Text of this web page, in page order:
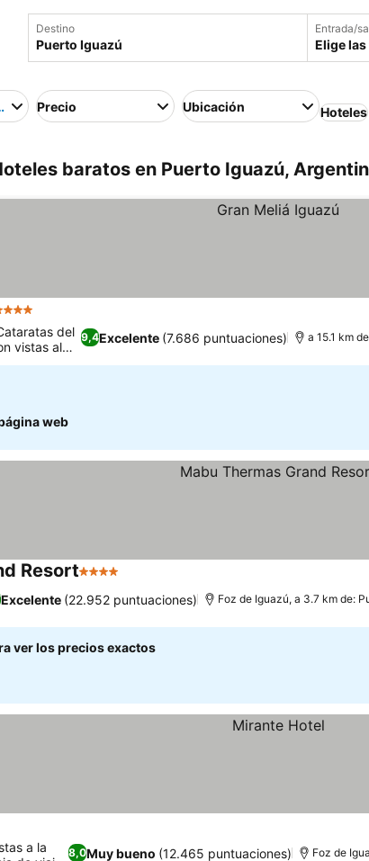
Destino Entrada/
Elige
mayorPrecio Ubicación Hoteles
baratos en Puerto Iguazú,
9,4Excelente (7.686 puntuaciones)
del
vistas al
a 15.1 km
web
Resort4 Estrellas
Excelente (22.952 puntuaciones) Foz de Iguazú, a 3.7 km de:
ver los precios exactos
8,0Muy bueno (12.465 puntuaciones)
a la
Foz de